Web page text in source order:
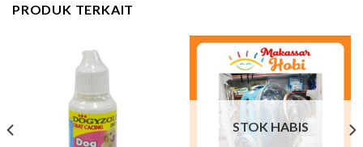
PRODUK TERKAIT
STOK HABIS